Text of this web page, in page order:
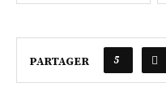
PARTAGER 5